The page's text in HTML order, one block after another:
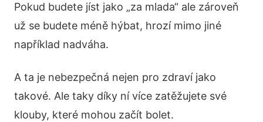
Pokud budete jíst jako „za mlada“ ale zároveň
už se budete méně hýbat, hrozí mimo jiné
například nadváha.
A ta je nebezpečná nejen pro zdraví jako
takové. Ale taky díky ní více zatěžujete své
klouby, které mohou začít bolet.